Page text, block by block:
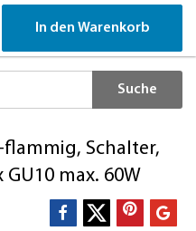
Suche
flammig, Schalter,
max. 60W
In den Warenkorb